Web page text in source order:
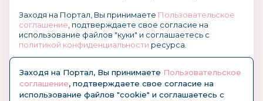
Заходя на Портал, Вы принимаете Пользовательское
соглашение , подтверждаете свое согласие на
использование файлов "куки" и соглашаетесь с
политикой конфиденциальности ресурса.
Заходя на Портал, Вы принимаете Пользовательское
соглашение, подтверждаете свое согласие на
использование файлов "cookie" и соглашаетесь с